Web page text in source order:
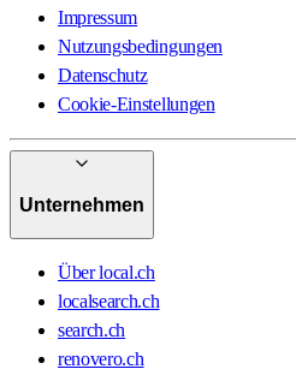
Impressum
Nutzungsbedingungen
Datenschutz
Cookie-Einstellungen
Unternehmen
Über local.ch
localsearch.ch
search.ch
renovero.ch